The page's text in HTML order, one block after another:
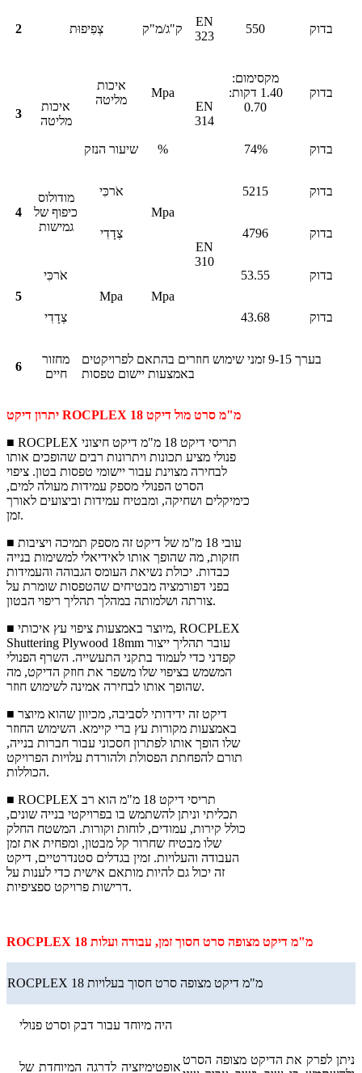
2 צְפִיפוּת ק"ג/מ"ק
EN
323
550 בדוק
3
איכות
מליטה
איכות
מליטה
Mpa
EN
314
מקסימום:
1.40 דקות:
0.70
בדוק
שיעור הנזק % 74% בדוק
4
מודולוס
כיפוף של
גמישות
אֹרכִּי
Mpa
EN
310
5215 בדוק
צְדָדִי 4796 בדוק
5
אֹרכִּי
Mpa
Mpa
53.55 בדוק
צְדָדִי 43.68 בדוק
6
מחזור
חיים
בערך 9-15 זמני שימוש חוזרים בהתאם לפרויקטים
באמצעות יישום טפסות
יתרון דיקט ROCPLEX 18 מ"מ סרט מול דיקט
■ ROCPLEX תריסי דיקט 18 מ"מ דיקט חיצוני
פנולי מציע תכונות ויתרונות רבים שהופכים אותו
לבחירה מצוינת עבור יישומי טפסות בטון. ציפוי
הסרט הפנולי מספק עמידות מעולה למים,
כימיקלים ושחיקה, ומבטיח עמידות וביצועים לאורך
זמן.
■ עובי 18 מ"מ של דיקט זה מספק תמיכה ויציבות
חזקות, מה שהופך אותו לאידיאלי למשימות בנייה
כבדות. יכולת נשיאת העומס הגבוהה והעמידות
בפני דפורמציה מבטיחים שהטפסות שומרת על
צורתה ושלמותה במהלך תהליך ריפוי הבטון.
■ מיוצר באמצעות ציפוי עץ איכותי, ROCPLEX
Shuttering Plywood 18mm עובר תהליך ייצור
קפדני כדי לעמוד בתקני התעשייה. השרף הפנולי
המשמש בציפוי שלו משפר את חוזק הדיקט, מה
שהופך אותו לבחירה אמינה לשימוש חוזר.
■ דיקט זה ידידותי לסביבה, מכיוון שהוא מיוצר
באמצעות מקורות עץ ברי קיימא. השימוש החוזר
שלו הופך אותו לפתרון חסכוני עבור חברות בנייה,
תורם להפחתת הפסולת ולהורדת עלויות הפרויקט
הכוללות.
■ ROCPLEX תריסי דיקט 18 מ"מ הוא רב
תכליתי וניתן להשתמש בו בפרויקטי בנייה שונים,
כולל קירות, עמודים, לוחות וקורות. המשטח החלק
שלו מבטיח שחרור קל מבטון, ומפחית את זמן
העבודה והעלויות. זמין בגדלים סטנדרטיים, דיקט
זה יכול גם להיות מותאם אישית כדי לענות על
דרישות פרויקט ספציפיות.
ROCPLEX 18 מ"מ דיקט מצופה סרט חסוך זמן, עבודה ועלות
ROCPLEX 18 מ"מ דיקט מצופה סרט חסוך בעלויות
היה מיוחד עבור דבק וסרט פנולי
ניתן לפרק את הדיקט מצופה הסרט
אופטימיזציה לדרגה המיוחדת של